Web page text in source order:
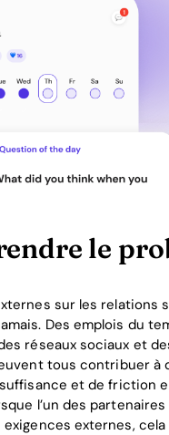
le
sur les relations
Des emplois du
réseaux sociaux et
tous contribuer à
et de friction
l’un des
exigences externes,